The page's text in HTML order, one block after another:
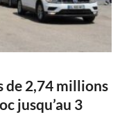
de 2,74 millions
jusqu’au 3